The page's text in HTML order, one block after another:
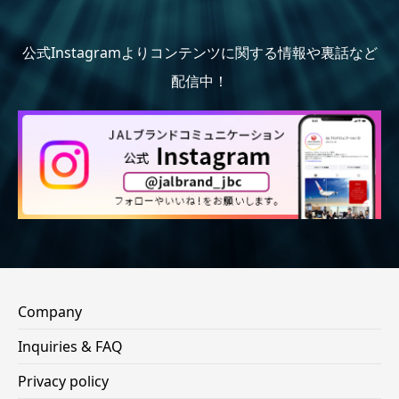
公式Instagramよりコンテンツに関する情報や裏話など
配信中！
Company
Inquiries & FAQ
Privacy policy